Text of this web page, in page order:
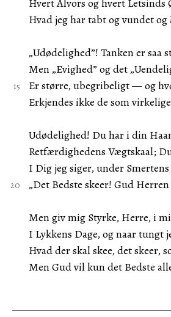
Hvert Alvors og hvert
Hvad jeg har tabt og vundet og
„Udødelighed”! Tanken er saa
Men „Evighed” og det
Er større, ubegribeligt — og
Erkjendes ikke de som
Udødelighed! Du har i din
Retfærdighedens Vægtskaal;
I Dig jeg siger, under
„Det Bedste skeer! Gud
Men giv mig Styrke, Herre, i
I Lykkens Dage, og naar tungt
Hvad der skal skee, det skeer,
Men Gud vil kun det Bedste